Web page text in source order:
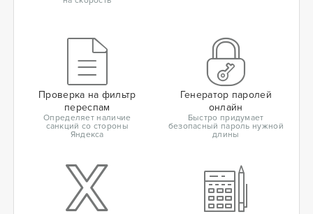
Проверка на фильтр
переспам
Определяет наличие
санкций со стороны
Яндекса
Генератор паролей
онлайн
Быстро придумает
безопасный пароль нужной
длины